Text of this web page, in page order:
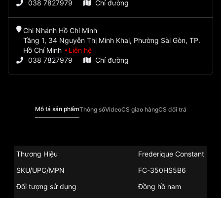
038 7827979 Chỉ đường
Chi Nhánh Hồ Chí Minh
Tầng 1, 34 Nguyễn Thị Minh Khai, Phường Sài Gòn, TP.
Hồ Chí Minh
Liên hệ
038 7827979
Chỉ đường
Mô tả sản phẩmThông sốVideoCS giao hàngCS đổi trả
Thương Hiệu
Frederique Constant
SKU/UPC/MPN
FC-350HS5B6
Đối tượng sử dụng
Đồng hồ nam